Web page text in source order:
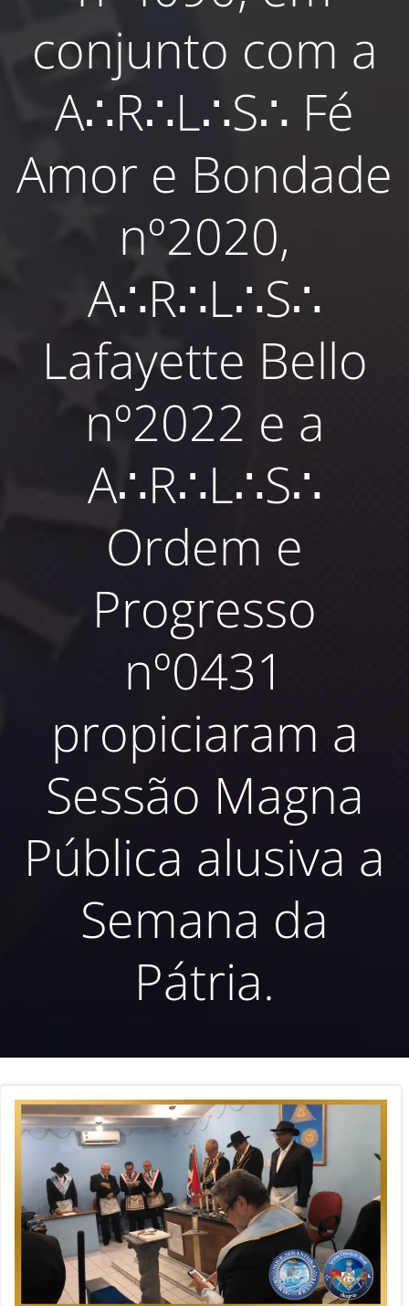
conjunto com a
A∴R∴L∴S∴ Fé
Amor e Bondade
nº2020,
A∴R∴L∴S∴
Lafayette Bello
nº2022 e a
A∴R∴L∴S∴
Ordem e
Progresso
nº0431
propiciaram a
Sessão Magna
Pública alusiva a
Semana da
Pátria.